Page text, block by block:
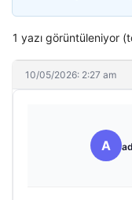
1 yazı görüntüleniyor
10/05/2026: 2:27 am
A